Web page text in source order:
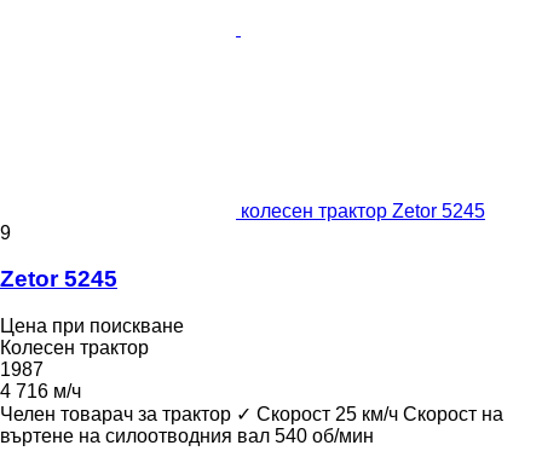
колесен трактор Zetor 5245
9
Zetor 5245
Цена при поискване
Колесен трактор
1987
4 716 м/ч
Челен товарач за трактор ✓ Скорост 25 км/ч Скорост на
въртене на силоотводния вал 540 об/мин